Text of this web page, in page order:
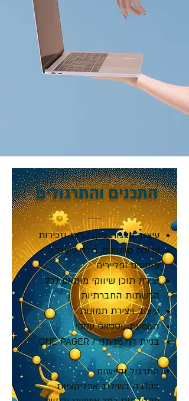
התכנים והתרגולים
עיצוב מצגות מקצועיות וזכירות
עריכת סרטונים, רילסעיצוב
פוסטים ופליירים
יצירת תוכן שיווקי מותאם לכל
הרשתות החברתיות
עיצוב ויצירת תמונות
הטמעת ווטסאפ עסקי
בניית דף נחיתה / ONE PAGER
התרגול והיישום
בקנבהבשילובאפליקציות